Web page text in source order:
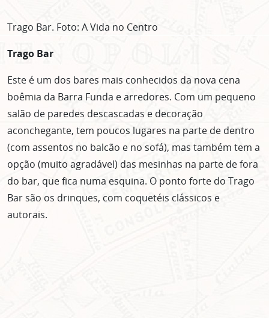
Trago Bar. Foto: A Vida no Centro
Trago Bar
Este é um dos bares mais conhecidos da nova cena
boêmia da Barra Funda e arredores. Com um pequeno
salão de paredes descascadas e decoração
aconchegante, tem poucos lugares na parte de dentro
(com assentos no balcão e no sofá), mas também tem a
opção (muito agradável) das mesinhas na parte de fora
do bar, que fica numa esquina. O ponto forte do Trago
Bar são os drinques, com coquetéis clássicos e
autorais.